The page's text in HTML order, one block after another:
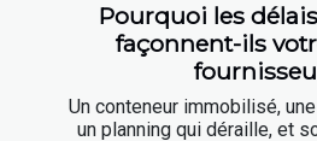
Pourquoi les
façonnent-ils
Un conteneur immobilisé,
un planning qui déraille, et